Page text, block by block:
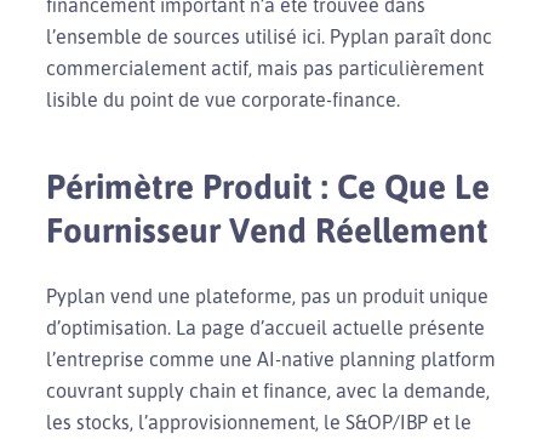
l’ensemble de sources utilisé ici. Pyplan paraît donc
commercialement actif, mais pas particulièrement
lisible du point de vue corporate-finance.
Périmètre Produit : Ce Que Le
Fournisseur Vend Réellement
Pyplan vend une plateforme, pas un produit unique
d’optimisation. La page d’accueil actuelle présente
l’entreprise comme une AI-native planning platform
couvrant supply chain et finance, avec la demande,
les stocks, l’approvisionnement, le S&OP/IBP et le